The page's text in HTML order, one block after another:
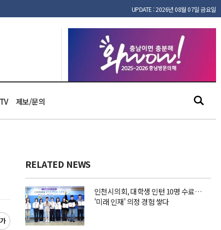
UPDATE : 2026년 08월 07일 금요일
제보/문의
글
RELATED NEWS
인천시의회, 대학생 인턴 10명 수료…
'미래 인재' 의정 경험 쌓다